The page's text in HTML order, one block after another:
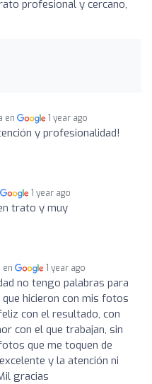
profesional y cercano,
en 1 year ago
y profesionalidad!
1 year ago
trato y muy
en 1 year ago
no tengo palabras para
hicieron con mis fotos
con el resultado, con
con el que trabajan, sin
que me toquen de
y la atención ni
gracias